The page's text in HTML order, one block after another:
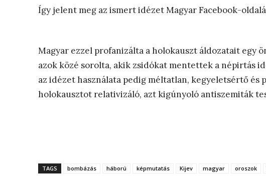
Így jelent meg az ismert idézet Magyar Facebook-
Magyar ezzel profanizálta a holokauszt áldozatait egy
azok közé sorolta, akik zsidókat mentettek a népirtás
az idézet használata pedig méltatlan, kegyeletsértő és
holokausztot relativizáló, azt kigúnyoló antiszemiták
TAGS bombázás háború képmutatás Kijev magyar oroszok